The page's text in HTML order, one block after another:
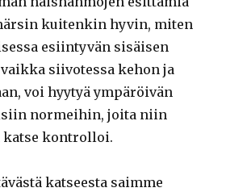
kuitenkin hyvin, miten
esiintyvän sisäisen
siivotessa kehon ja
voi hyytyä ympäröivän
normeihin, joita niin
katse kontrolloi.
katseesta saimme